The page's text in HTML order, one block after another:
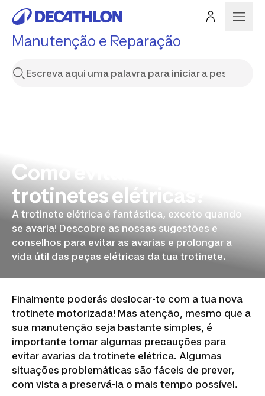
Manutenção e Reparação
Como evitar avarias nas
trotinetes elétricas?
A trotinete elétrica é fantástica, exceto quando
se avaria! Descobre as nossas sugestões e
conselhos para evitar as avarias e prolongar a
vida útil das peças elétricas da tua trotinete.
Finalmente poderás deslocar-te com a tua nova
trotinete motorizada! Mas atenção, mesmo que a
sua manutenção seja bastante simples, é
importante tomar algumas precauções para
evitar avarias da trotinete elétrica. Algumas
situações problemáticas são fáceis de prever,
com vista a preservá-la o mais tempo possível.